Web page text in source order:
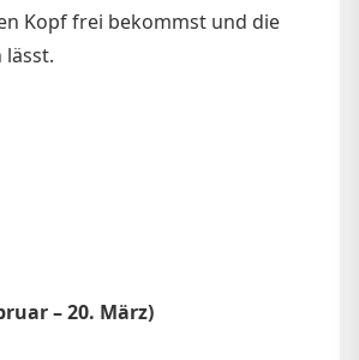
Kopf frei bekommst und die
lässt.
– 20. März)